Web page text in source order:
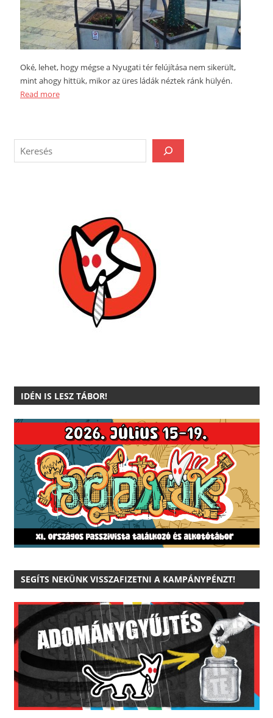
Oké, lehet, hogy mégse a Nyugati tér felújítása nem sikerült,
mint ahogy hittük, mikor az üres ládák néztek ránk hülyén.
Read more
IDÉN IS LESZ TÁBOR!
SEGÍTS NEKÜNK VISSZAFIZETNI A KAMPÁNYPÉNZT!